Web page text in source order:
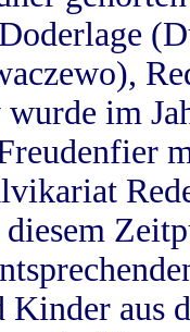
im
Kinder aus